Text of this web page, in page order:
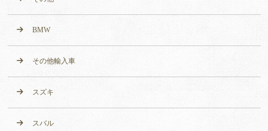
BMW
その他輸入車
スズキ
スバル